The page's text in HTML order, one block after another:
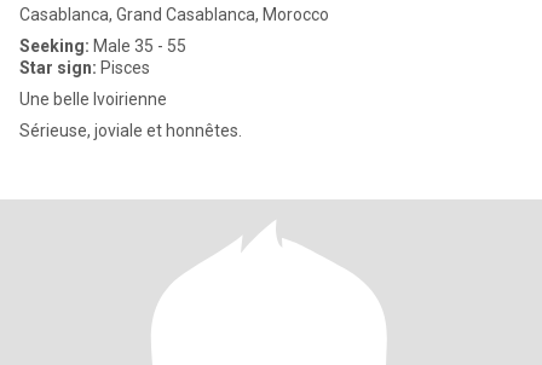
Casablanca, Grand Casablanca, Morocco
Seeking: Male 35 - 55
Star sign: Pisces
Une belle lvoirienne
Sérieuse, joviale et honnêtes.